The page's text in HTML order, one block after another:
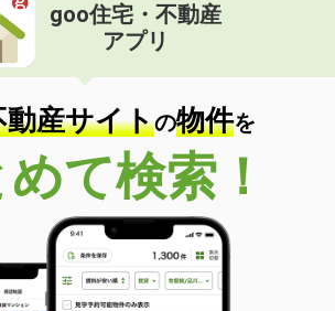
goo住宅・不動産
アプリ
動産サイトの物件を
て検索！